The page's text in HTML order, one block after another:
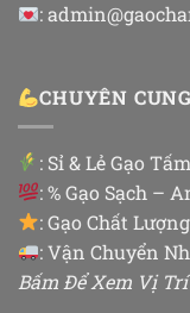
:
CHUYÊN
: Sỉ & Lẻ Gạo
: % Gạo Sạch –
: Gạo Chất
: Vận Chuyển
Bấm Để Xem Vị